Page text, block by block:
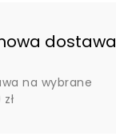
dostawa
na wybrane